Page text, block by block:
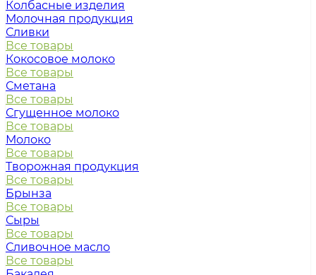
Колбасные изделия
Молочная продукция
Сливки
Все товары
Кокосовое молоко
Все товары
Сметана
Все товары
Сгущенное молоко
Все товары
Молоко
Все товары
Творожная продукция
Все товары
Брынза
Все товары
Сыры
Все товары
Сливочное масло
Все товары